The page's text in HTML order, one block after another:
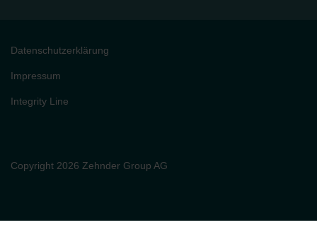
Copyright 2026 Zehnder Group AG
Datenschutzerklärung
Impressum
Integrity Line